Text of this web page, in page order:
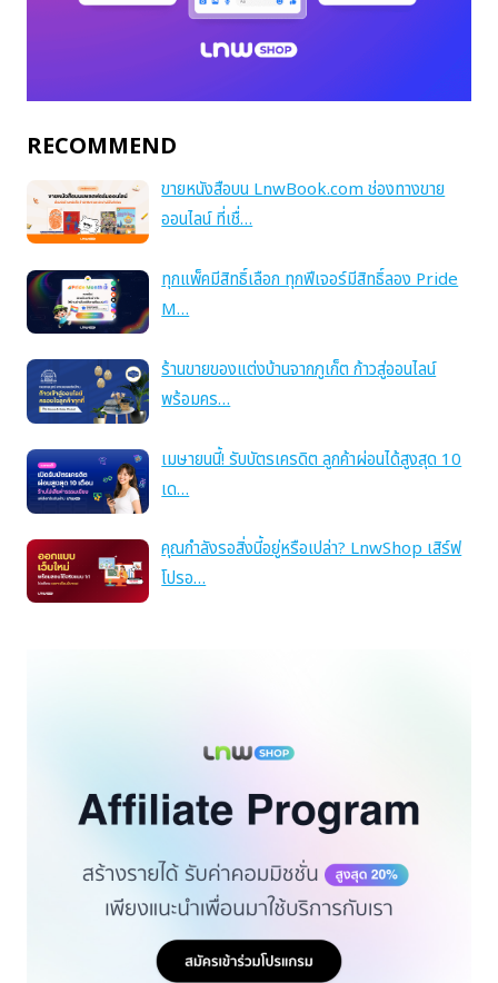
RECOMMEND
ขายหนังสือบน LnwBook.com ช่องทางขาย
ออนไลน์ ที่เชื่…
ทุกแพ็คมีสิทธิ์เลือก ทุกฟีเจอร์มีสิทธิ์ลอง Pride
M…
ร้านขายของแต่งบ้านจากภูเก็ต ก้าวสู่ออนไลน์
พร้อมคร…
เมษายนนี้! รับบัตรเครดิต ลูกค้าผ่อนได้สูงสุด 10
เด…
คุณกำลังรอสิ่งนี้อยู่หรือเปล่า? LnwShop เสิร์ฟ
โปรอ…